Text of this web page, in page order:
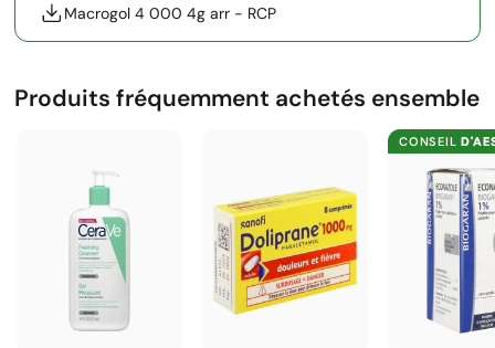
Macrogol 4 000 4g arr - RCP
Produits fréquemment achetés ensemble
CONSEIL